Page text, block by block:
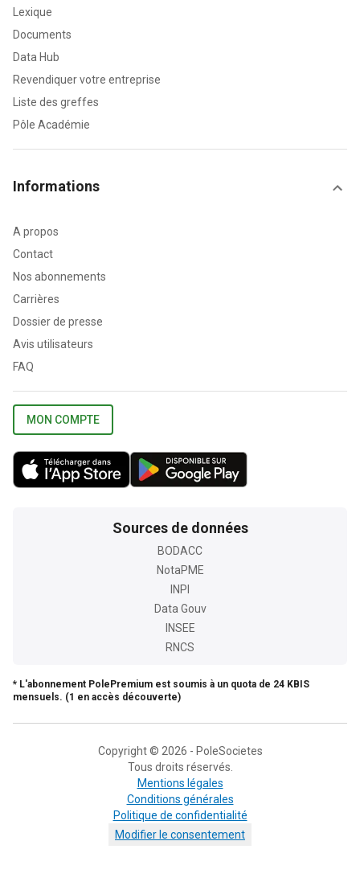
Lexique
Documents
Data Hub
Revendiquer votre entreprise
Liste des greffes
Pôle Académie
Informations
A propos
Contact
Nos abonnements
Carrières
Dossier de presse
Avis utilisateurs
FAQ
MON COMPTE
Sources de données
BODACC
NotaPME
INPI
Data Gouv
INSEE
RNCS
* L'abonnement PolePremium est soumis à un quota de 24 KBIS
mensuels. (1 en accès découverte)
Copyright © 2026 - PoleSocietes
Tous droits réservés.
Mentions légales
Conditions générales
Politique de confidentialité
Modifier le consentement